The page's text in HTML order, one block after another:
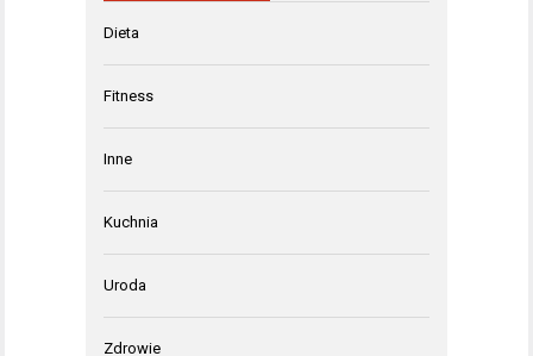
Dieta
Fitness
Inne
Kuchnia
Uroda
Zdrowie